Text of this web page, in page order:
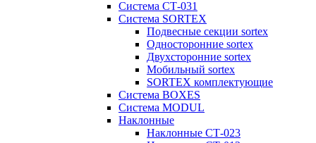
Система СТ-031
Система SORTEX
Подвесные секции sortex
Односторонние sortex
Двухсторонние sortex
Мобильный sortex
SORTEX комплектующие
Система BOXES
Система MODUL
Наклонные
Наклонные СТ-023